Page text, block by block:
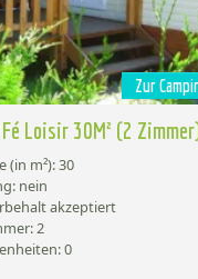
Zur
Loisir 30M² (2
(in m²): 30
nein
akzeptiert
2
0